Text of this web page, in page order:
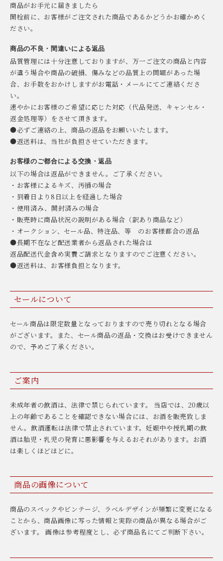
商品がお手元に届きましたら
開栓前に、お客様がご注文された商品であるかどうかお確かめく
ださい。
商品の不良・間違いによる返品
品質管理には十分注意しておりますが、万一ご注文の商品と内容
が違う場合や商品の破損、傷みなどの品質上の問題があった場
合、お手数をおかけしますがお電話・メールにてご連絡くださ
い。
速やかにお客様のご希望に応じた対応（代品発送、キャンセル・
返金処理等）をさせて頂きます。
●必ずご連絡の上、商品の返品をお願いいたします。
●返送料は、当社が負担させていただきます。
お客様のご都合による交換・返品
以下の場合は返品ができません。ご了承ください。
・お客様によるキズ、汚損の場合
・到着日より8日以上を経過した場合
・使用済み、開封済みの場合
・販売時に商品状況の説明がある場合（訳あり商品など）
・オークション、セール品、特注品、等 のお客様都合の返品
●長期不在など配送業者から返品された場合は
返品配送代金含め実費ご請求となりますのでご注意ください。
●返送料は、お客様負担となります。
セールについて
セール商品は限定数量となっておりますので売り切れとなる場合
がございます。また、セール商品の返品・交換はお受けできません
ので、予めご了承ください。
ご案内
未成年者の飲酒は、法律で禁じられています。 当店では、20歳以
上の年齢であることを確認できない場合には、お酒を販売致しま
せん。飲酒運転は法律で禁止されています。妊娠中や授乳期の飲
酒は胎児・乳児の発育に悪影響を与えるおそれがあります。お酒
は楽しくほどほどに。
商品の画像について
商品のスペックやビンテージ、ラベルデザインが頻繁に変更になる
ことから、商品画像に写った情報と実際の商品が異なる場合がご
ざいます。 画像は参考程度とし、必ず商品名にてご判断下さい。